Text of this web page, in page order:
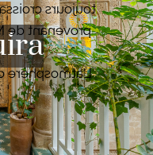
d'un jour
et d'Agadir .
de cette ville
l'agitation des
une magnifique
de vue, Essaouira